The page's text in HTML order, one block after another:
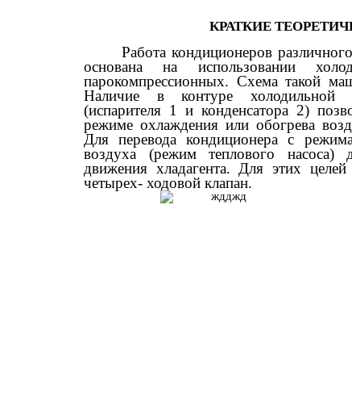
КРАТКИЕ
Работа кондиционеров
основана на использовании
парокомпрессионных. Схема такой
Наличие в контуре холодильной
(испарителя 1 и конденсатора 2)
режиме охлаждения или обогрева
Для перевода кондиционера с
воздуха (режим теплового насоса)
движения хладагента. Для этих целей
четырех- ходовой клапан.